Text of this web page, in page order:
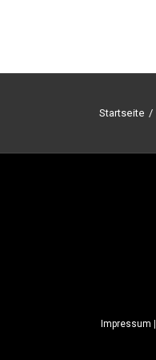
Startseite /
Impressum